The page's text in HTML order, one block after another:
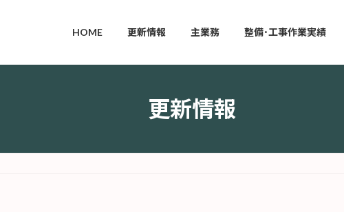
HOME 更新情報 主業務 整備･工事作業実績
更新情報